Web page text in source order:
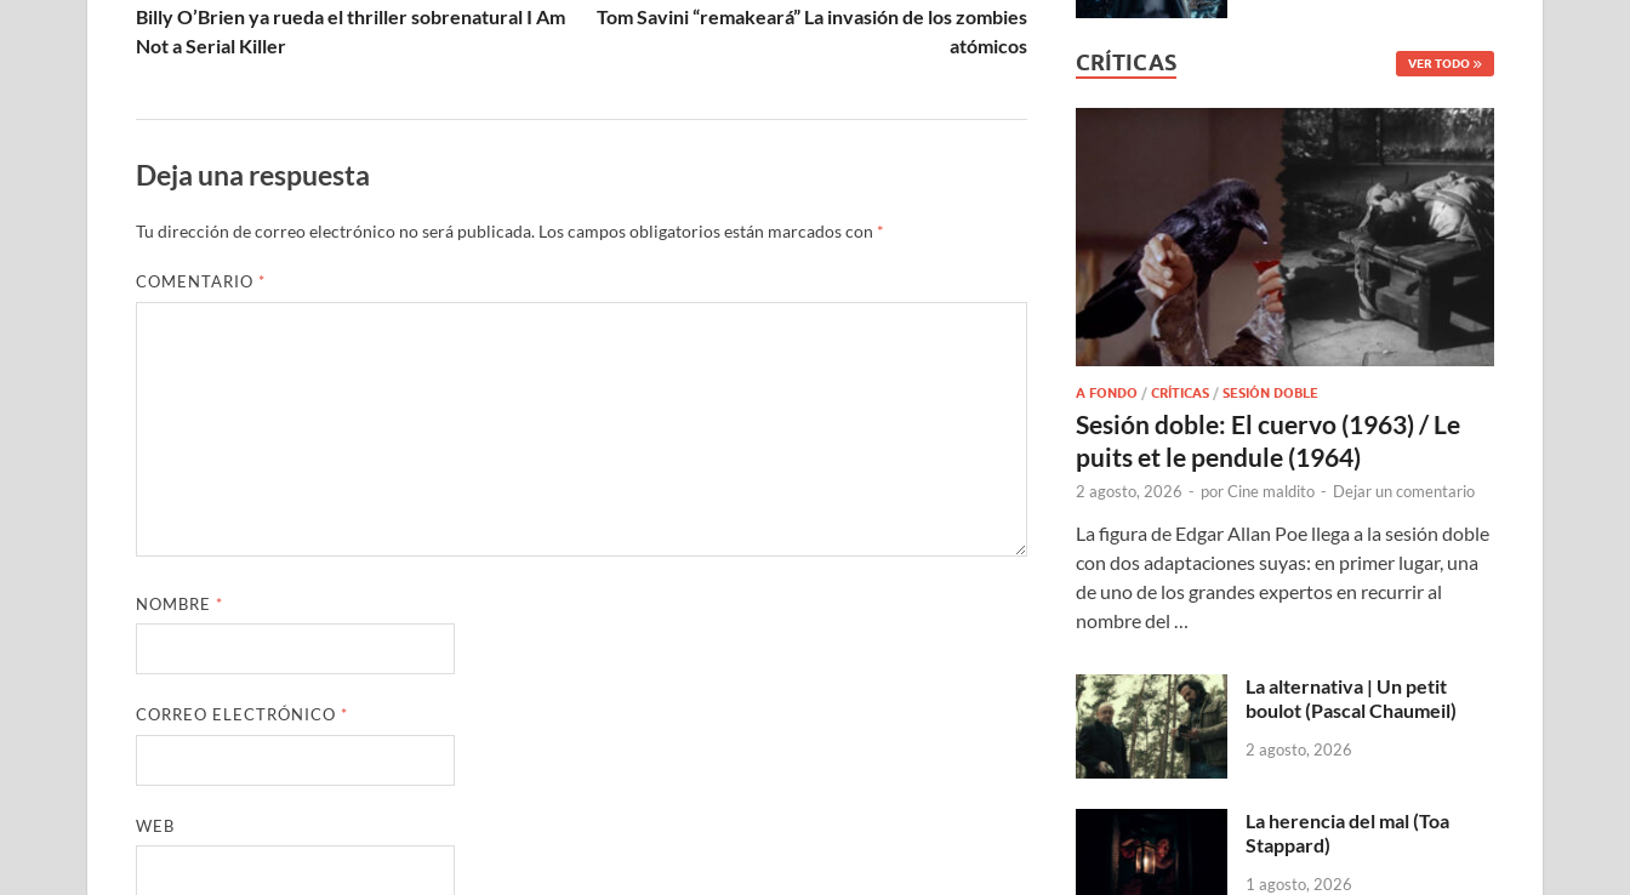
Billy O’Brien ya rueda el thriller sobrenatural I Am
Not a Serial Killer
Tom Savini “remakeará” La invasión de los zombies
atómicos
Deja una respuesta
Tu dirección de correo electrónico no será publicada. Los campos obligatorios están marcados con *
COMENTARIO *
NOMBRE *
CORREO ELECTRÓNICO *
WEB
CRÍTICAS VER TODO
A FONDO /CRÍTICAS /SESIÓN DOBLE
Sesión doble: El cuervo (1963) / Le
puits et le pendule (1964)
2 agosto, 2026 - porCine maldito - Dejar un comentario
La figura de Edgar Allan Poe llega a la sesión doble
con dos adaptaciones suyas: en primer lugar, una
de uno de los grandes expertos en recurrir al
nombre del …
La alternativa | Un petit
boulot (Pascal Chaumeil)
2 agosto, 2026
La herencia del mal (Toa
Stappard)
1 agosto, 2026